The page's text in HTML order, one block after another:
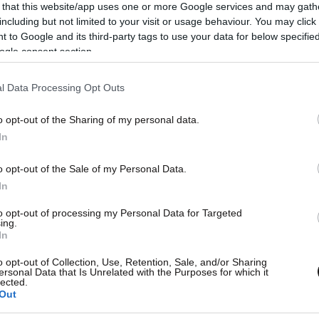
that this website/app uses one or more Google services and may
but not limited to your visit or usage behaviour. You may
to Google and its third-party tags to use your data for below
consent section.
Data Processing Opt Outs
opt-out of the Sharing of my personal data.
opt-out of the Sale of my Personal Data.
opt-out of processing my Personal Data for Targeted
opt-out of Collection, Use, Retention, Sale, and/or Sharing
Data that Is Unrelated with the Purposes for which it
δολοφονία του Μιχάλη Κατσούρη, η
παραδοχή Οικονόμου και η διπλή
αγωνία στο Μαξίμου
ΦΑΓΕ στην Ελλάδα
Η